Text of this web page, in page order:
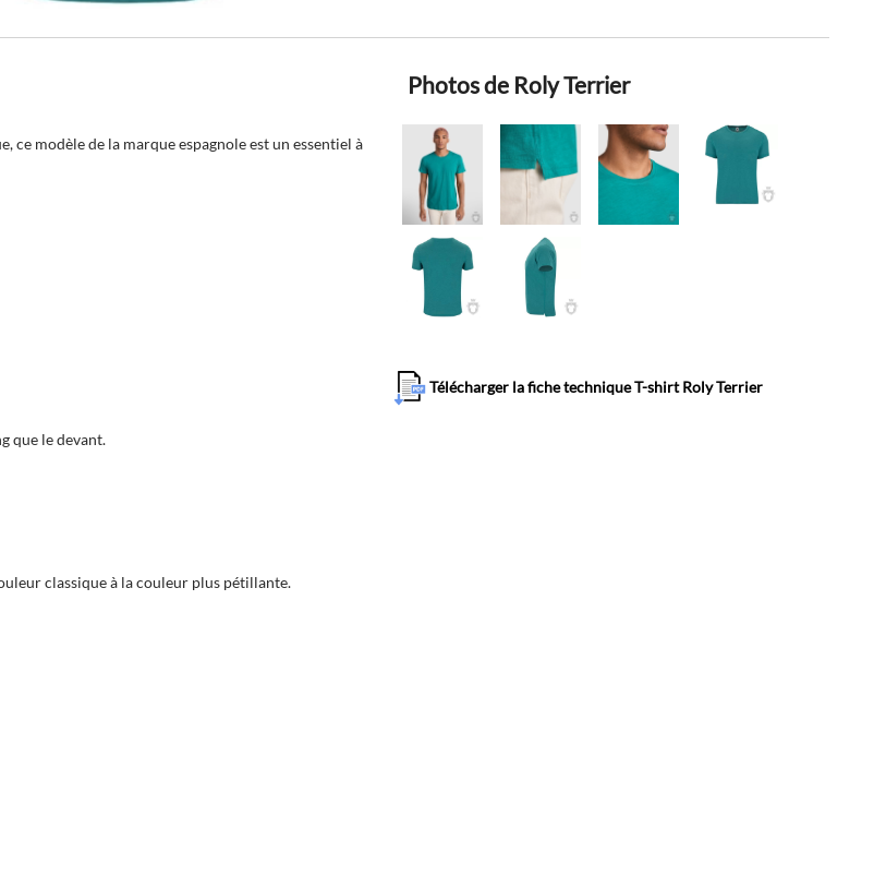
ce modèle de la marque espagnole est un essentiel à
que le devant.
classique à la couleur plus pétillante.
Photos de Roly Terrier
Télécharger la fiche technique T-shirt Roly Terrier